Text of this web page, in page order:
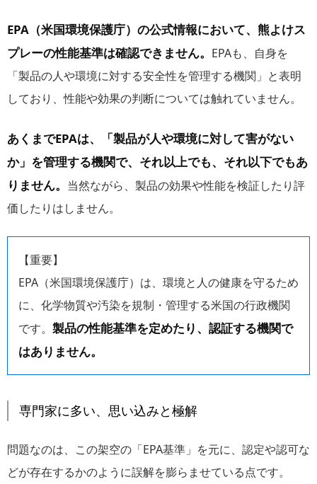
EPA（米国環境保護庁）の公式情報において、熊よけス
プレーの性能基準は確認できません。 EPAも、自身を
「製品の人や環境に対する安全性を管理する機関」と表明
しており、性能や効果の判断については触れていません。
あくまでEPAは、「製品が人や環境に対して害がない
か」を管理する機関で、それ以上でも、それ以下でもあ
りません。 当然ながら、製品の効果や性能を検証したり評
価したりはしません。
【重要】
EPA（米国環境保護庁）は、環境と人の健康を守るため
に、化学物質や汚染を規制・管理する米国の行政機関
です。 製品の性能基準を定めたり、認証する機関で
はありません。
専門家に多い、思い込みと極解
問題なのは、この架空の「EPA基準」を元に、認定や認可な
どが存在するかのように誤解を膨らませている点です。